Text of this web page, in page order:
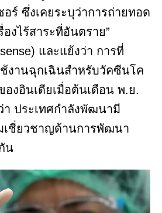
ร์ ซึ่งเคยระบุว่าการถ่ายทอด
องไร้สาระที่อันตราย”
และแย้งว่า การที่
งานฉุกเฉินสำหรับวัคซีนโค
องอินเดียเมื่อต้นเดือน พ.ย.
ประเทศกำลังพัฒนามี
เชี่ยวชาญด้านการพัฒนา
น